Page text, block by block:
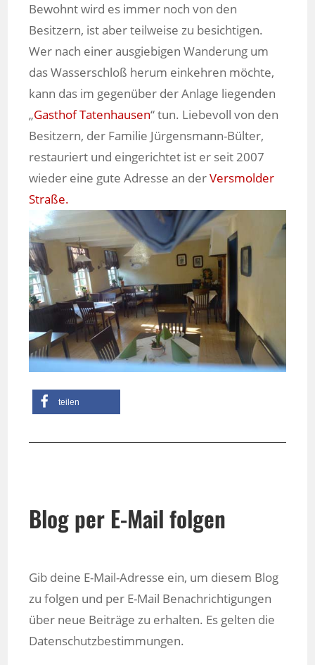
Bewohnt wird es immer noch von den
Besitzern, ist aber teilweise zu besichtigen.
Wer nach einer ausgiebigen Wanderung um
das Wasserschloß herum einkehren möchte,
kann das im gegenüber der Anlage liegenden
„Gasthof Tatenhausen“ tun. Liebevoll von den
Besitzern, der Familie Jürgensmann-Bülter,
restauriert und eingerichtet ist er seit 2007
wieder eine gute Adresse an derVersmolder
Straße.
teilen
Blog per E-Mail folgen
Gib deine E-Mail-Adresse ein, um diesem Blog
zu folgen und per E-Mail Benachrichtigungen
über neue Beiträge zu erhalten. Es gelten die
Datenschutzbestimmungen.